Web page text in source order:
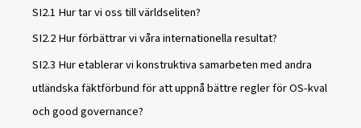
SI2.1 Hur tar vi oss till världseliten?
SI2.2 Hur förbättrar vi våra internationella resultat?
SI2.3 Hur etablerar vi konstruktiva samarbeten med andra
utländska fäktförbund för att uppnå bättre regler för OS-kval
och good governance?